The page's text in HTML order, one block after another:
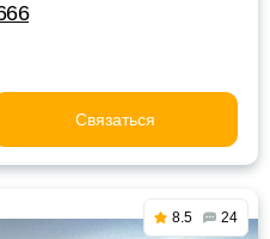
Связаться
8.5 24